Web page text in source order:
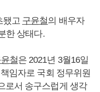
됐고 구윤철의 배우자
한 상태다.
철은 2021년 3월16일
임자로 국회 정무위원
로서 송구스럽게 생각